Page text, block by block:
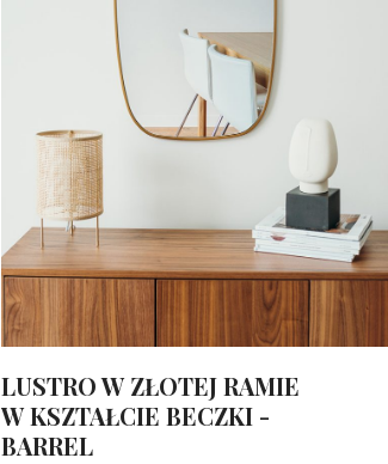
LUSTRO W ZŁOTEJ RAMIE
W KSZTAŁCIE BECZKI -
BARREL